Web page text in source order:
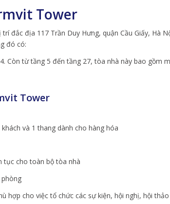
Tower
đắc địa 117 Trần Duy Hưng, quận Cầu Giấy, Hà
đó có:
từ tầng 5 đến tầng 27, tòa nhà này bao gồm
Tower
và 1 thang dành cho hàng hóa
tục cho toàn bộ tòa nhà
hợp cho việc tổ chức các sự kiện, hội nghị, hội thảo